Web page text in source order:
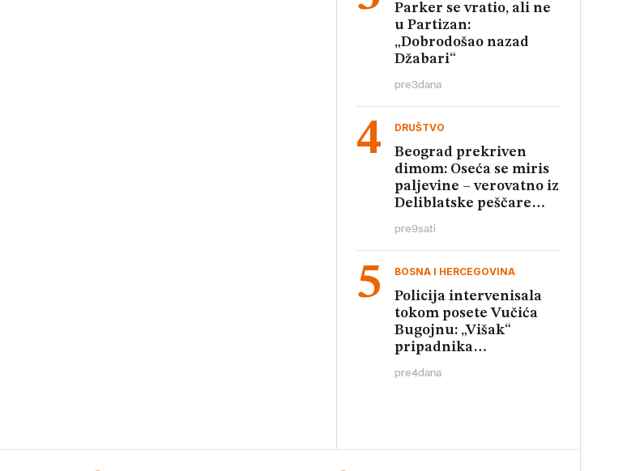
Parker se vratio, ali ne
u Partizan:
„Dobrodošao nazad
Džabari“
pre3dana
DRUŠTVO
Beograd prekriven
dimom: Oseća se miris
paljevine – verovatno iz
Deliblatske peščare
pre9sati
BOSNA I HERCEGOVINA
Policija intervenisala
tokom posete Vučića
Bugojnu: „Višak“
pripadnika
pre4dana